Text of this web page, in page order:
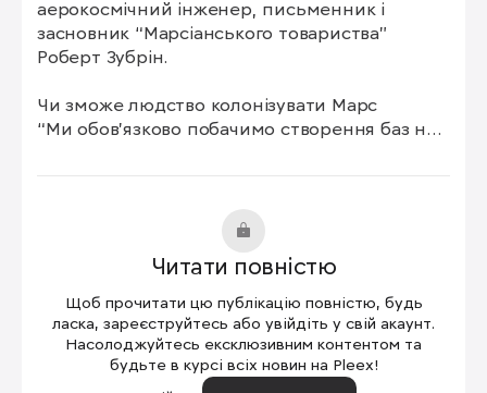
аерокосмічний інженер, письменник і
засновник “Марсіанського товариства”
Роберт Зубрін.
Чи зможе людство колонізувати Марс
“Ми обов’язково побачимо створення баз на
іншого”, – каже інженер.
При цьому він позитивно оцінює амбітні
плани людства висадитись на Марс у
найближче десятиліття.
“Це може статися, якщо Ілон Маск знову
Читати повністю
Щоб прочитати цю публікацію повністю, будь
ласка, зареєструйтесь або увійдіть у свій акаунт.
Насолоджуйтесь ексклюзивним контентом та
будьте в курсі всіх новин на Pleex!